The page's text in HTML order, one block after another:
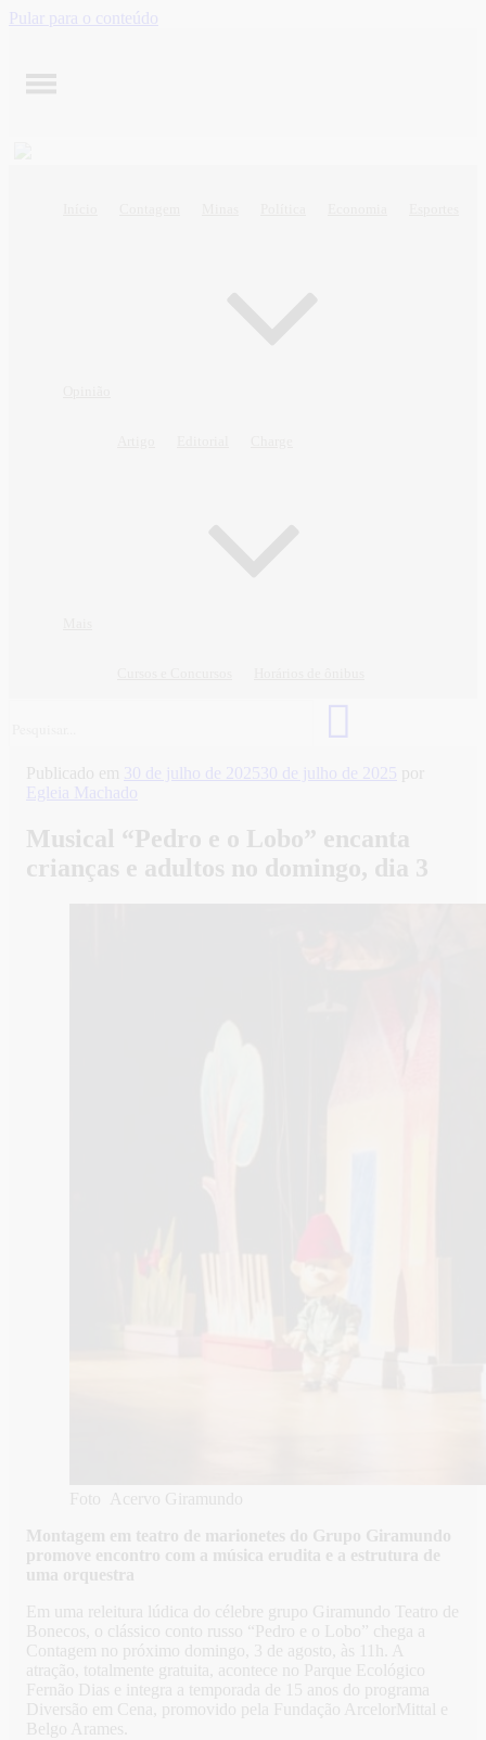
Pular para o conteúdo
Publicado em 30 de julho de 2025 30 de julho de 2025 por
Egleia Machado
Musical “Pedro e o Lobo” encanta
crianças e adultos no domingo, dia 3
Foto Acervo Giramundo
Montagem em teatro de marionetes do Grupo Giramundo
promove encontro com a música erudita e a estrutura de
uma orquestra
Em uma releitura lúdica do célebre grupo Giramundo Teatro de
Bonecos, o clássico conto russo “Pedro e o Lobo” chega a
Contagem no próximo domingo, 3 de agosto, às 11h. A
atração, totalmente gratuita, acontece no Parque Ecológico
Fernão Dias e integra a temporada de 15 anos do programa
Diversão em Cena, promovido pela Fundação ArcelorMittal e
Belgo Arames.